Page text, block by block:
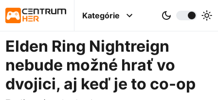
Kategórie
Elden Ring Nightreign
nebude možné hrať vo
dvojici, aj keď je to co-op